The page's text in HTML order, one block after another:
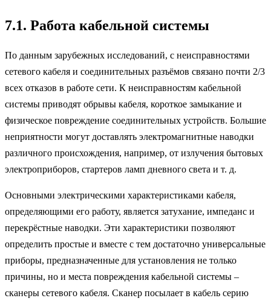
7.1. Работа кабельной системы
По данным зарубежных исследований, с неисправностями
сетевого кабеля и соединительных разъёмов связано почти 2/3
всех отказов в работе сети. К неисправностям кабельной
системы приводят обрывы кабеля, короткое замыкание и
физическое повреждение соединительных устройств. Большие
неприятности могут доставлять электромагнитные наводки
различного происхождения, например, от излучения бытовых
электроприборов, стартеров ламп дневного света и т. д.
Основными электрическими характеристиками кабеля,
определяющими его работу, является затухание, импеданс и
перекрёстные наводки. Эти характеристики позволяют
определить простые и вместе с тем достаточно универсальные
приборы, предназначенные для установления не только
причины, но и места повреждения кабельной системы –
сканеры сетевого кабеля. Сканер посылает в кабель серию